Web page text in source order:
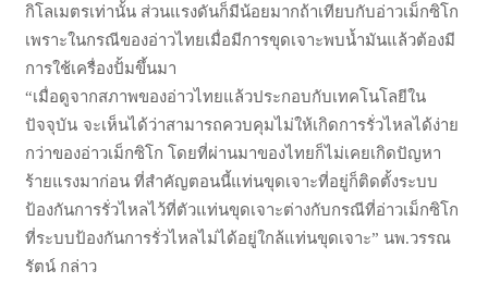
กิโลเมตรเท่านั้น ส่วนแรงดันก็มีน้อยมากถ้าเทียบกับอ่าวเม็กซิโก
เพราะในกรณีของอ่าวไทยเมื่อมีการขุดเจาะพบน้ำมันแล้วต้องมี
การใช้เครื่องปั้มขึ้นมา
“เมื่อดูจากสภาพของอ่าวไทยแล้วประกอบกับเทคโนโลยีใน
ปัจจุบัน จะเห็นได้ว่าสามารถควบคุมไม่ให้เกิดการรั่วไหลได้ง่าย
กว่าของอ่าวเม็กซิโก โดยที่ผ่านมาของไทยก็ไม่เคยเกิดปัญหา
ร้ายแรงมาก่อน ที่สำคัญตอนนี้แท่นขุดเจาะที่อยู่ก็ติดตั้งระบบ
ป้องกันการรั่วไหลไว้ที่ตัวแท่นขุดเจาะต่างกับกรณีที่อ่าวเม็กซิโก
ที่ระบบป้องกันการรั่วไหลไม่ได้อยู่ใกล้แท่นขุดเจาะ” นพ.วรรณ
รัตน์ กล่าว